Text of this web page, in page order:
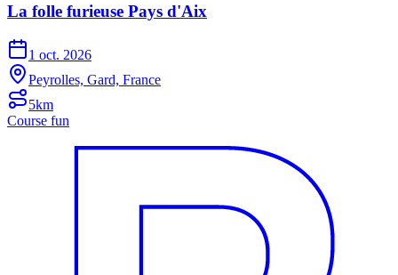
La folle furieuse Pays d'Aix
1 oct. 2026
Peyrolles, Gard, France
5km
Course fun